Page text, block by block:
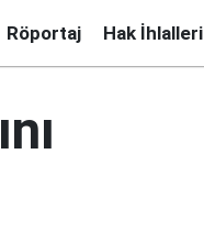
Röportaj Hak İhlalleri